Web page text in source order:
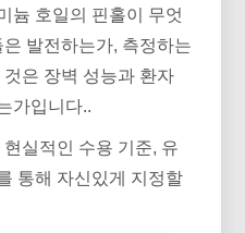
늄 호일의 핀홀이 무엇
발전하는가, 측정하는
은 장벽 성능과 환자
가입니다..
실적인 수용 기준, 유
통해 자신있게 지정할